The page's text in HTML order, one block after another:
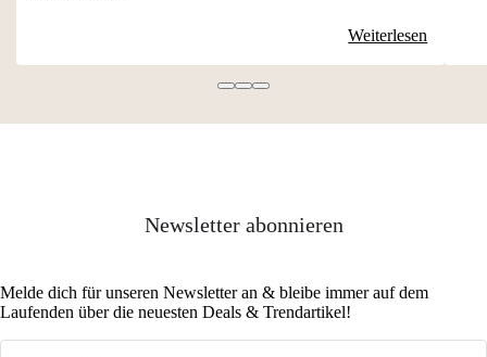
Weiterlesen
Newsletter abonnieren
Melde dich für unseren Newsletter an & bleibe immer auf dem
Laufenden über die neuesten Deals & Trendartikel!